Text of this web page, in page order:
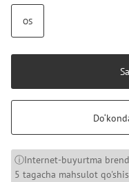
OS
ⓘInternet-buyurtma
5 tagacha mahsulot